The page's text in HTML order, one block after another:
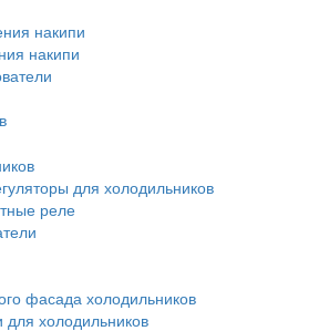
накипи
накипи
для холодильников
реле
фасада холодильников
для холодильников